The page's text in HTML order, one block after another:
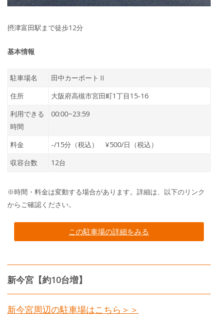
摂津富田駅まで徒歩12分
基本情報
駐車場名
田中カーポートⅡ
住所
大阪府高槻市宮田町1丁目15-16
利用できる
時間
00:00~23:59
料金
-/15分（税込） ¥500/日（税込）
収容台数
12台
※時間・料金は変動する場合があります。詳細は、以下のリンク
からご確認ください。
この駐車場の詳細をみる
新今宮【約10台増】
新今宮周辺の駐車場はこちら＞＞